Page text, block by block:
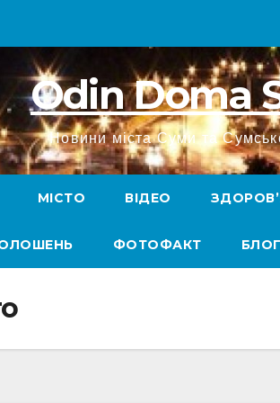
Odin Doma
Новини міста Суми та
МІСТО ВІДЕО
ФОТОФАКТ